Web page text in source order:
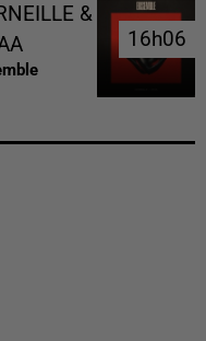
&
16h06
16h06